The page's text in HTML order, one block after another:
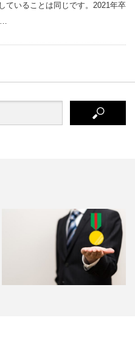
ていることは同じです。2021年卒
…